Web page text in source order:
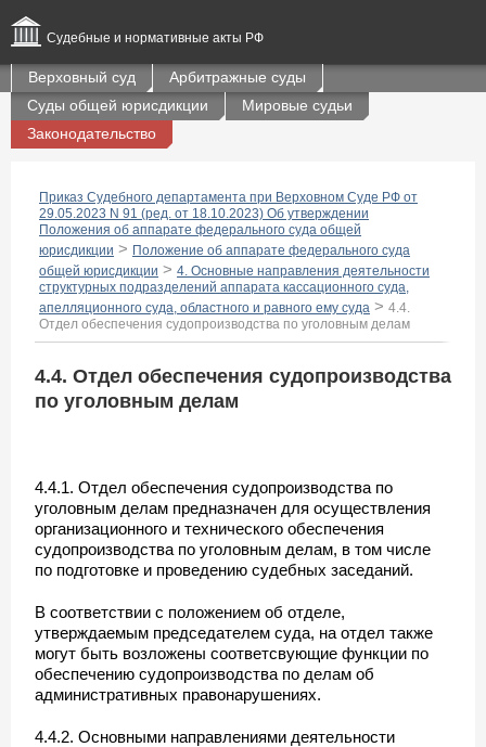
Судебные и нормативные акты РФ
Верховный суд
Арбитражные суды
Суды общей юрисдикции
Мировые судьи
Законодательство
Приказ Судебного департамента при Верховном Суде РФ от
29.05.2023 N 91 (ред. от 18.10.2023) Об утверждении
Положения об аппарате федерального суда общей
юрисдикции > Положение об аппарате федерального суда
общей юрисдикции > 4. Основные направления деятельности
структурных подразделений аппарата кассационного суда,
апелляционного суда, областного и равного ему суда > 4.4.
Отдел обеспечения судопроизводства по уголовным делам
4.4. Отдел обеспечения судопроизводства
по уголовным делам
4.4.1. Отдел обеспечения судопроизводства по
уголовным делам предназначен для осуществления
организационного и технического обеспечения
судопроизводства по уголовным делам, в том числе
по подготовке и проведению судебных заседаний.
В соответствии с положением об отделе,
утверждаемым председателем суда, на отдел также
могут быть возложены соответсвующие функции по
обеспечению судопроизводства по делам об
административных правонарушениях.
4.4.2. Основными направлениями деятельности